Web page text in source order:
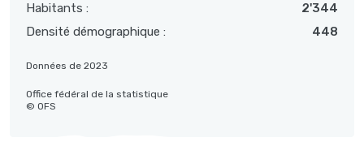
Habitants :
2'344
Densité démographique :
448
Données de 2023
Office fédéral de la statistique
© OFS